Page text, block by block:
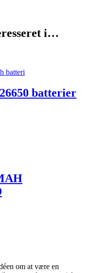
i…
batterier
om at være en